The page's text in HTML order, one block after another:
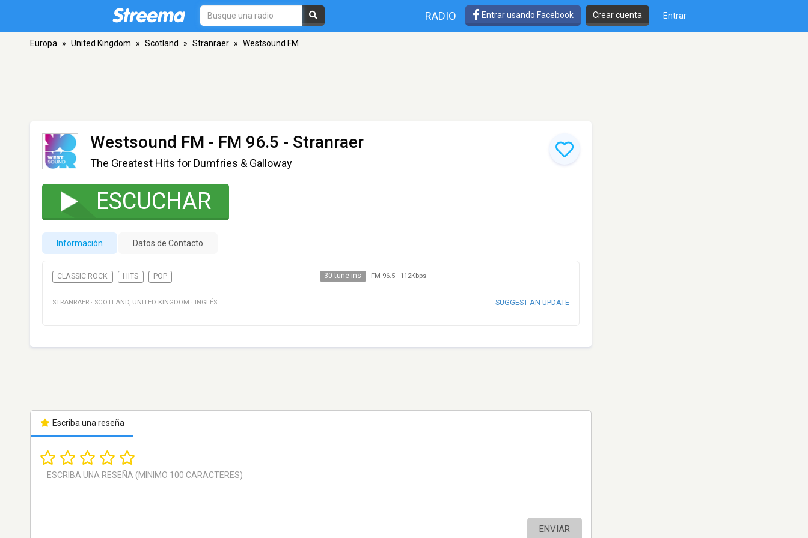
RADIO Entrar usando Facebook Crear cuenta Entrar
Europa » United Kingdom » Scotland » Stranraer » Westsound FM
Westsound FM - FM 96.5 - Stranraer
The Greatest Hits for Dumfries & Galloway
ESCUCHAR
Información Datos de Contacto
CLASSIC ROCK HITS POP 30 tune ins FM 96.5- 112Kbps
STRANRAER · SCOTLAND, UNITED KINGDOM · INGLÉS SUGGEST AN UPDATE
Escriba una reseña
ENVIAR